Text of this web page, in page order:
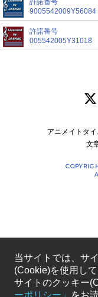
許諾番号
9005542009Y56084
許諾番号
005542005Y31018
アニメイトタ
文
当サイトでは、サ
(Cookie)を使用して
サイトのクッキー
ーポリシー」
をお